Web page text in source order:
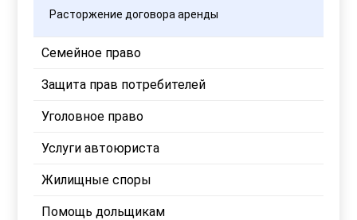
Расторжение договора аренды
Семейное право
Защита прав потребителей
Уголовное право
Услуги автоюриста
Жилищные споры
Помощь дольщикам